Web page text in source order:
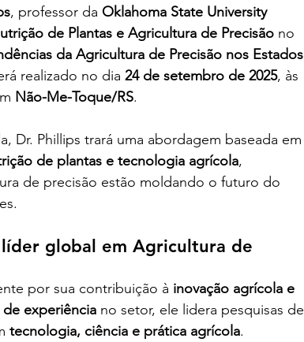
, professor da Oklahoma State University
de Plantas e Agricultura de Precisão no
da Agricultura de Precisão nos Estados
realizado no dia 24 de setembro de 2025, às
Não-Me-Toque/RS.
Dr. Phillips trará uma abordagem baseada em
de plantas e tecnologia agrícola,
de precisão estão moldando o futuro do
global em Agricultura de
por sua contribuição à inovação agrícola e
de experiência no setor, ele lidera pesquisas de
tecnologia, ciência e prática agrícola.